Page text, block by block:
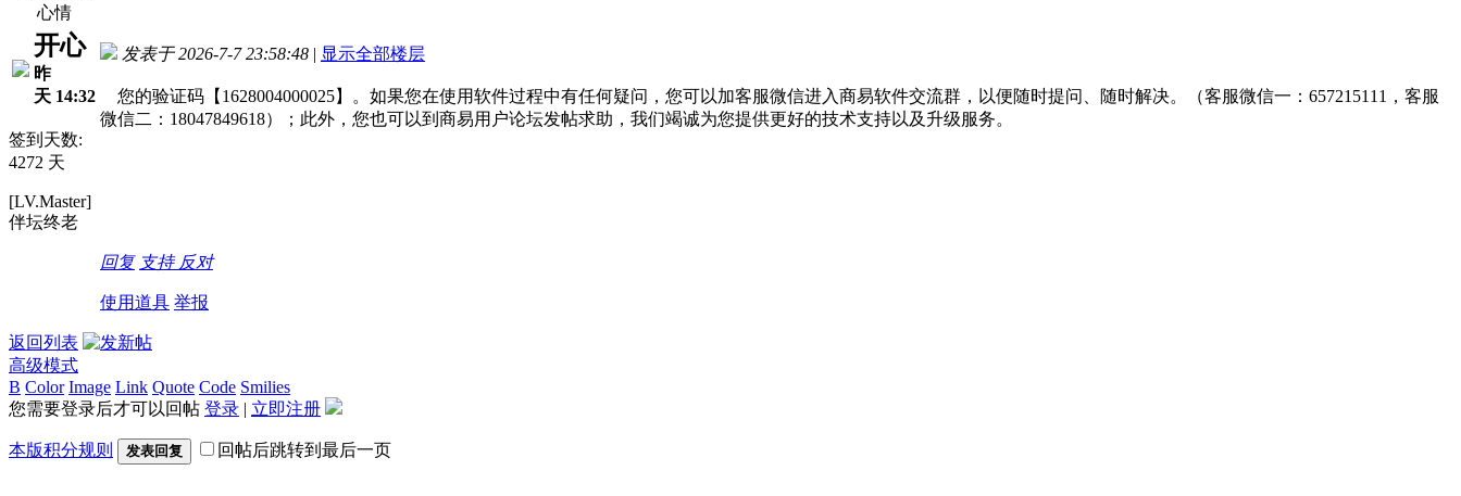
心情
开心
昨
天 14:32
签到天数:
4272 天
[LV.Master]
伴坛终老
发表于 2026-7-7 23:58:48 | 显示全部楼层
您的验证码【1628004000025】。如果您在使用软件过程中有任何疑问，您可以加客服微信进入商易软件交流群，以便随时提问、随时解决。（客服微信一：657215111，客服
微信二：18047849618）；此外，您也可以到商易用户论坛发帖求助，我们竭诚为您提供更好的技术支持以及升级服务。
回复 支持 反对
使用道具 举报
返回列表
高级模式
B Color Image Link Quote Code Smilies
您需要登录后才可以回帖 登录 | 立即注册
本版积分规则 发表回复 回帖后跳转到最后一页